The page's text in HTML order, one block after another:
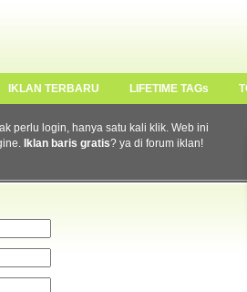
IKLAN TERBARU LIFETIME TAGs
perlu login, hanya satu kali klik. Web ini
Iklan baris gratis? ya di forum iklan!